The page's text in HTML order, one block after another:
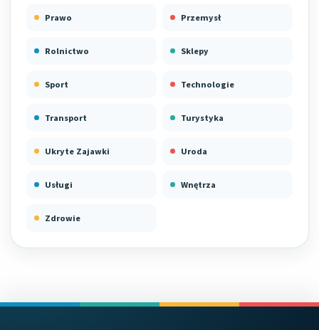
Prawo Przemysł
Rolnictwo Sklepy
Sport Technologie
Transport Turystyka
Ukryte Zajawki Uroda
Usługi Wnętrza
Zdrowie